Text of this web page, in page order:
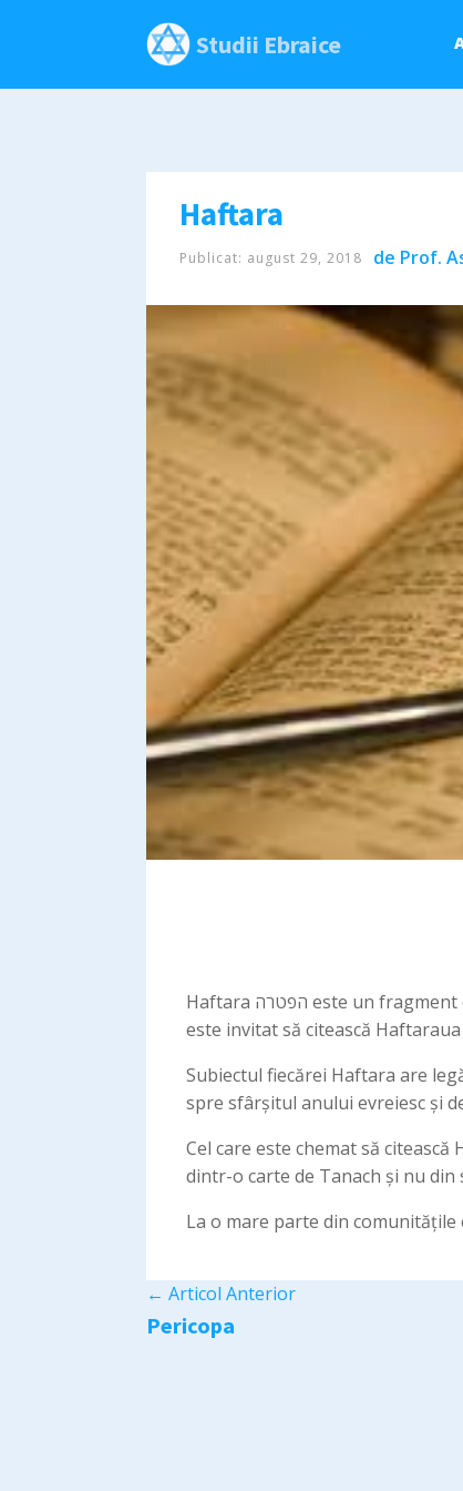
Studii Ebraice
Haftara
Publicat: august 29, 2018 de Prof.
Haftara הפטרה este un fragment dintr-una din cărțile Profeților care se citește în fiecare Șabat, după citirea pericopei din Tora. Cel care
este invitat să citească
Subiectul fiecărei Haftara are
spre sfârșitul anului evreiesc și
Cel care este chemat să
dintr-o carte de Tanach și nu
La o mare parte din comunitățile
← Articol Anterior
Pericopa